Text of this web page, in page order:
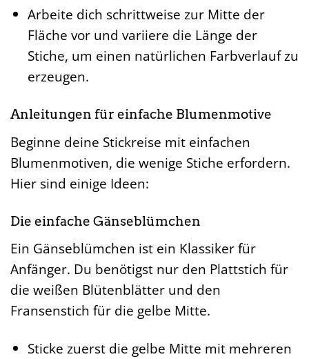
Arbeite dich schrittweise zur Mitte der
Fläche vor und variiere die Länge der
Stiche, um einen natürlichen Farbverlauf zu
erzeugen.
Anleitungen für einfache Blumenmotive
Beginne deine Stickreise mit einfachen
Blumenmotiven, die wenige Stiche erfordern.
Hier sind einige Ideen:
Die einfache Gänseblümchen
Ein Gänseblümchen ist ein Klassiker für
Anfänger. Du benötigst nur den Plattstich für
die weißen Blütenblätter und den
Fransenstich für die gelbe Mitte.
Sticke zuerst die gelbe Mitte mit mehreren